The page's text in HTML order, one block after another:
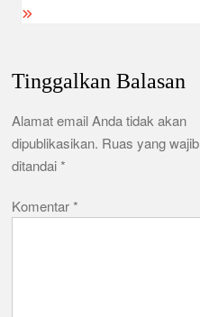
Tinggalkan Balasan
Alamat email Anda tidak akan
dipublikasikan. Ruas yang wajib
ditandai*
Komentar*